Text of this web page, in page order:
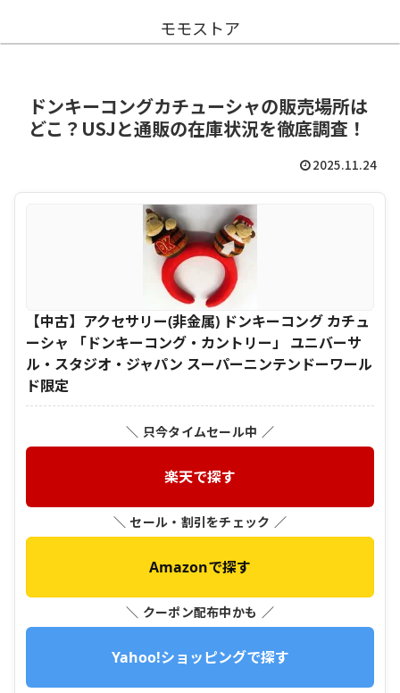
モモストア
ドンキーコングカチューシャの販売場所は
どこ？USJと通販の在庫状況を徹底調査！
2025.11.24
【中古】アクセサリー(非金属) ドンキーコング カチュ
ーシャ 「ドンキーコング・カントリー」 ユニバーサ
ル・スタジオ・ジャパン スーパーニンテンドーワール
ド限定
＼ 只今タイムセール中 ／
楽天で探す
＼ セール・割引をチェック ／
Amazonで探す
＼ クーポン配布中かも ／
Yahoo!ショッピングで探す